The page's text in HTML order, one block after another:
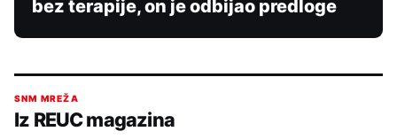
bez terapije, on je odbijao predloge
SNM MREŽA
Iz REUC magazina